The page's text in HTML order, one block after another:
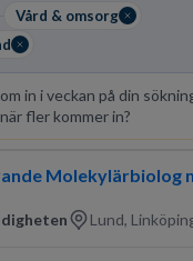
Vård & omsorg
in i veckan på din
fler kommer in?
Molekylärbiolog
Lund,